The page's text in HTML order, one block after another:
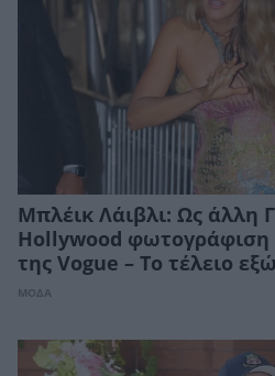
Μπλέικ Λάιβλι: Ως άλλη
Hollywood φωτογράφιση
της Vogue – Το τέλειο
ΜΟΔΑ